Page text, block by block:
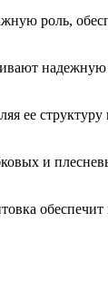
роль,
надежную
ее структуру
и